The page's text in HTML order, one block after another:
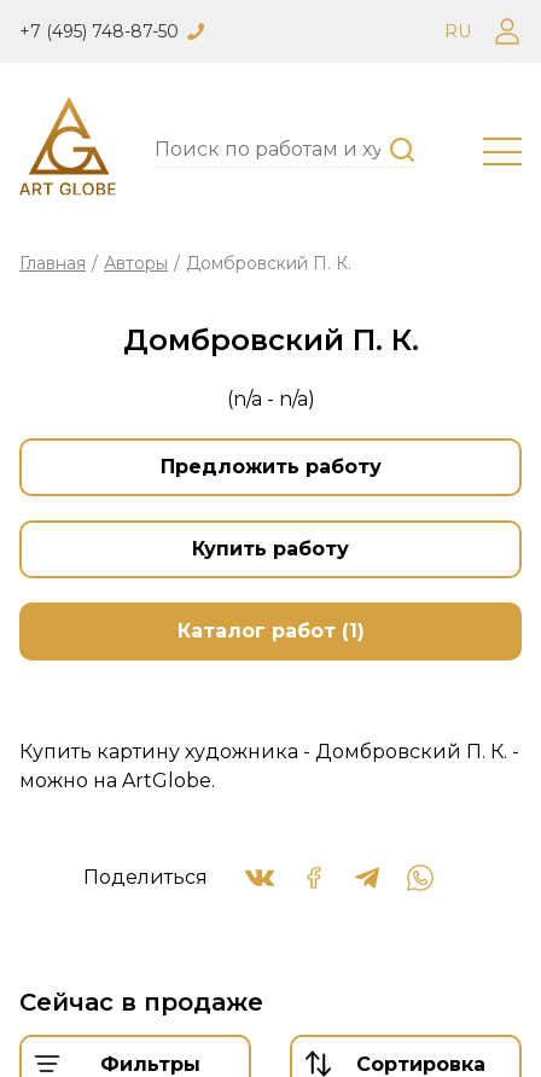
+7 (495) 748-87-50 RU
Главная / Авторы / Домбровский П. К.
Домбровский П. К.
(n/a - n/a)
Предложить работу
Купить работу
Каталог работ (1)
Купить картину художника - Домбровский П. К. -
можно на ArtGlobe.
Поделиться
Сейчас в продаже
Фильтры Сортировка